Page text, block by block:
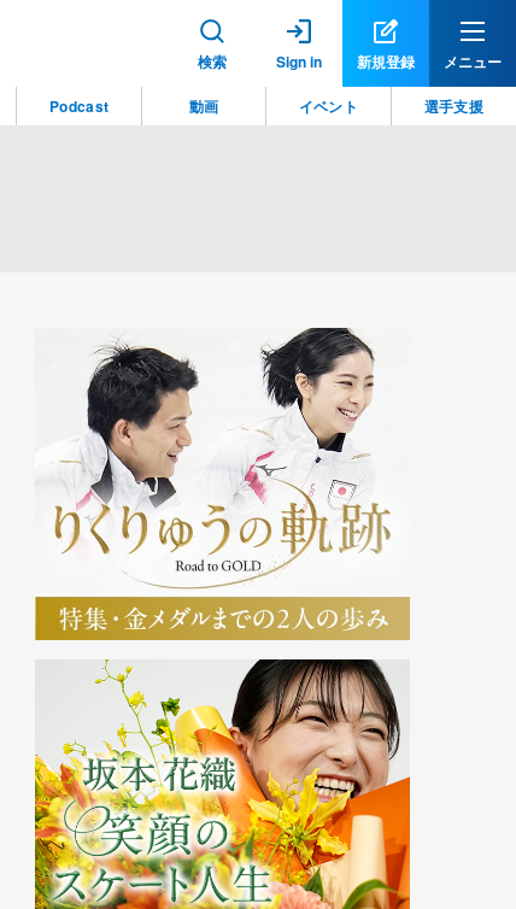
検索 Sign in 新規登録 メニュー
Podcast 動画 イベント 選手支援